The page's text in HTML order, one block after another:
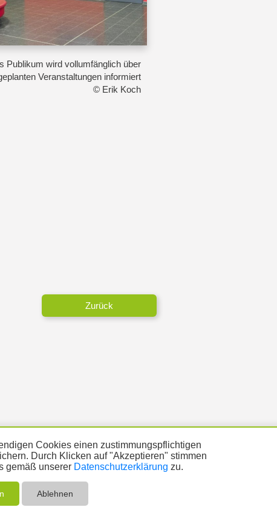
Publikum wird vollumfänglich über
Veranstaltungen informiert
© Erik Koch
Zurück
Cookies einen zustimmungspflichtigen
Durch Klicken auf "Akzeptieren" stimmen
gemäß unserer Datenschutzerklärung zu.
Ablehnen